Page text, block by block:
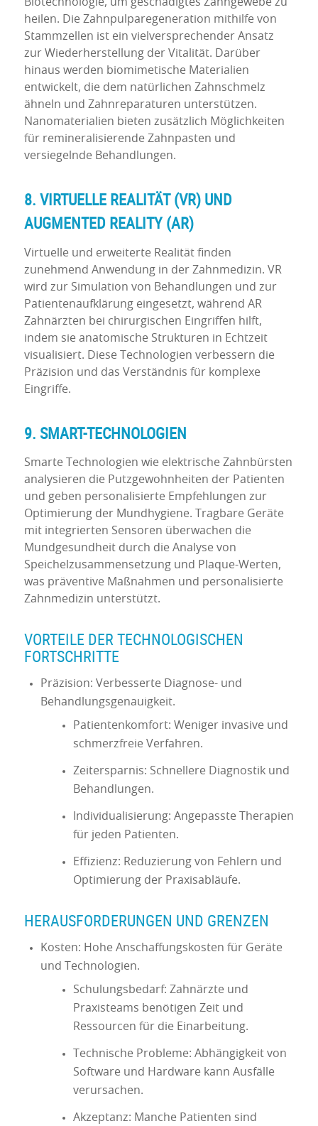
heilen. Die Zahnpulparegeneration mithilfe von
Stammzellen ist ein vielversprechender Ansatz
zur Wiederherstellung der Vitalität. Darüber
hinaus werden biomimetische Materialien
entwickelt, die dem natürlichen Zahnschmelz
ähneln und Zahnreparaturen unterstützen.
Nanomaterialien bieten zusätzlich Möglichkeiten
für remineralisierende Zahnpasten und
versiegelnde Behandlungen.
8. VIRTUELLE REALITÄT (VR) UND
AUGMENTED REALITY (AR)
Virtuelle und erweiterte Realität finden
zunehmend Anwendung in der Zahnmedizin. VR
wird zur Simulation von Behandlungen und zur
Patientenaufklärung eingesetzt, während AR
Zahnärzten bei chirurgischen Eingriffen hilft,
indem sie anatomische Strukturen in Echtzeit
visualisiert. Diese Technologien verbessern die
Präzision und das Verständnis für komplexe
Eingriffe.
9. SMART-TECHNOLOGIEN
Smarte Technologien wie elektrische Zahnbürsten
analysieren die Putzgewohnheiten der Patienten
und geben personalisierte Empfehlungen zur
Optimierung der Mundhygiene. Tragbare Geräte
mit integrierten Sensoren überwachen die
Mundgesundheit durch die Analyse von
Speichelzusammensetzung und Plaque-Werten,
was präventive Maßnahmen und personalisierte
Zahnmedizin unterstützt.
VORTEILE DER TECHNOLOGISCHEN
FORTSCHRITTE
Präzision: Verbesserte Diagnose- und
Behandlungsgenauigkeit.
Patientenkomfort: Weniger invasive und
schmerzfreie Verfahren.
Zeitersparnis: Schnellere Diagnostik und
Behandlungen.
Individualisierung: Angepasste Therapien
für jeden Patienten.
Effizienz: Reduzierung von Fehlern und
Optimierung der Praxisabläufe.
HERAUSFORDERUNGEN UND GRENZEN
Kosten: Hohe Anschaffungskosten für Geräte
und Technologien.
Schulungsbedarf: Zahnärzte und
Praxisteams benötigen Zeit und
Ressourcen für die Einarbeitung.
Technische Probleme: Abhängigkeit von
Software und Hardware kann Ausfälle
verursachen.
Akzeptanz: Manche Patienten sind